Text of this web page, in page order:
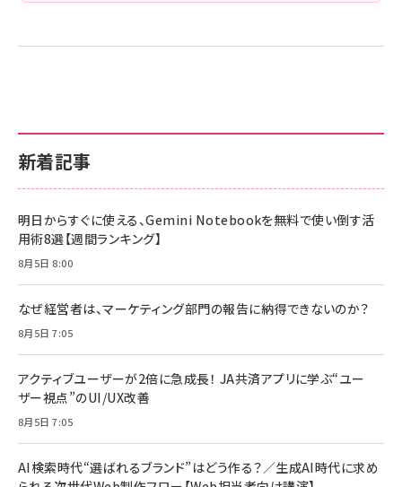
新着記事
明日からすぐに使える、Gemini Notebookを無料で使い倒す活
用術8選【週間ランキング】
8月5日 8:00
なぜ経営者は、マーケティング部門の報告に納得できないのか？
8月5日 7:05
アクティブユーザーが2倍に急成長！ JA共済アプリに学ぶ“ユー
ザー視点”のUI/UX改善
8月5日 7:05
AI検索時代“選ばれるブランド”はどう作る？／生成AI時代に求め